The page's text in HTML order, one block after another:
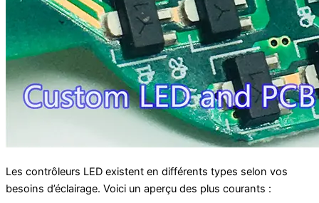
Les contrôleurs LED existent en différents types selon vos
besoins d’éclairage. Voici un aperçu des plus courants :